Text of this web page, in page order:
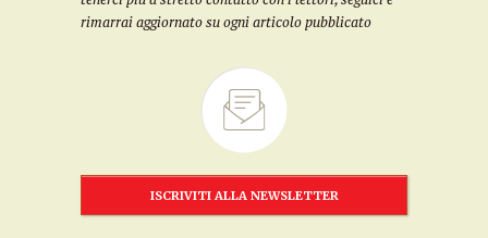
rimarrai aggiornato su ogni articolo pubblicato
ISCRIVITI ALLA NEWSLETTER